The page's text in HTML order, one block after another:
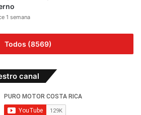
1 semana
Todos (8569)
canal